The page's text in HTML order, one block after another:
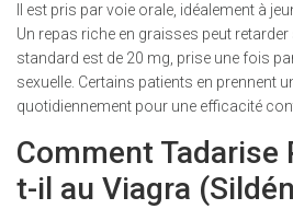
Il est pris par voie orale, idéalement à
Un repas riche en graisses peut
standard est de 20 mg, prise une fois
sexuelle. Certains patients en prennent
quotidiennement pour une efficacité
Comment Tadarise
t-il au Viagra